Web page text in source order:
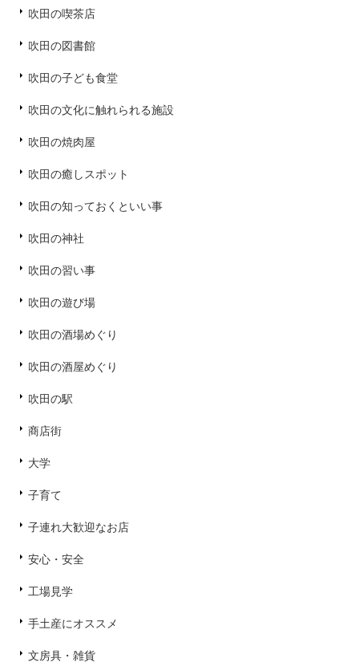
吹田の喫茶店
吹田の図書館
吹田の子ども食堂
吹田の文化に触れられる施設
吹田の焼肉屋
吹田の癒しスポット
吹田の知っておくといい事
吹田の神社
吹田の習い事
吹田の遊び場
吹田の酒場めぐり
吹田の酒屋めぐり
吹田の駅
商店街
大学
子育て
子連れ大歓迎なお店
安心・安全
工場見学
手土産にオススメ
文房具・雑貨